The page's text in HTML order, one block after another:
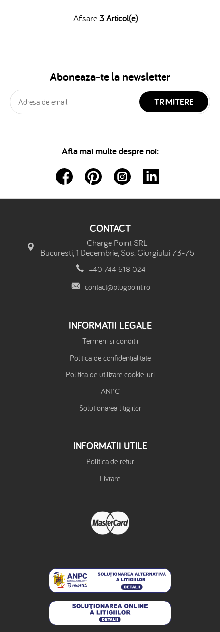
Afisare3 Articol(e)
Aboneaza-te la newsletter
TRIMITERE
Afla mai multe despre noi:
CONTACT
Charge Point SRL
Bucuresti, 1 Decembrie, Sos. Giurgiului 73-75
+40 744 518 024
contact@plugpoint.ro
INFORMATII LEGALE
Termeni si conditii
Politica de confidentialitate
Politica de utilizare cookie-uri
ANPC
Solutionarea litigiilor
INFORMATII UTILE
Politica de retur
Livrare